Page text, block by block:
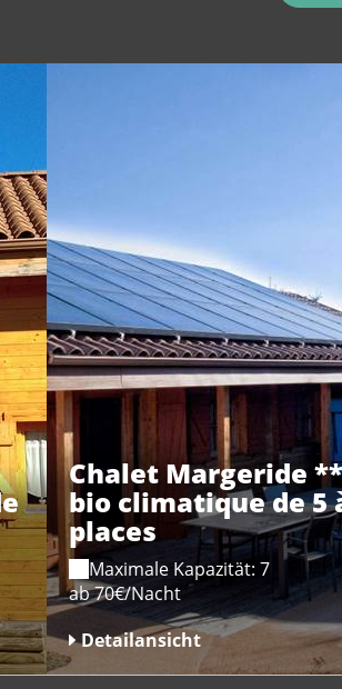
Chalet Margeride
bio climatique de 5
places
Maximale Kapazität: 7
ab 70€/Nacht
Detailansicht